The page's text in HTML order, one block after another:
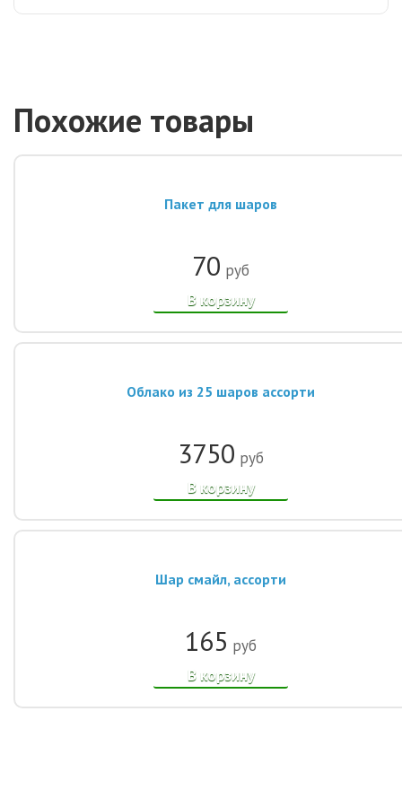
Похожие товары
Пакет для шаров
70 руб
В корзину
Облако из 25 шаров ассорти
3750 руб
В корзину
Шар смайл, ассорти
165 руб
В корзину